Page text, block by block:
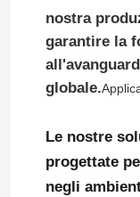
nostra
garantire la
globale.
Le nostre
progettate
negli